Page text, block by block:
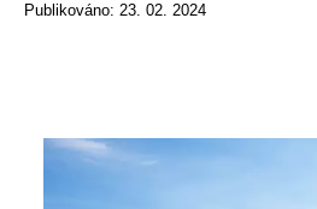
Publikováno: 23. 02. 2024